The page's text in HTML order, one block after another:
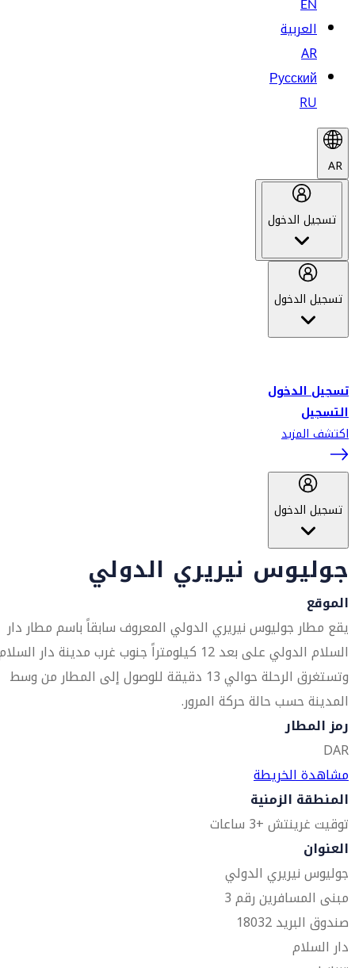
EN
العربية
AR
Русский
RU
AR
تسجيل الدخول
تسجيل الدخول
تسجيل الدخول
التسجيل
اكتشف المزيد
تسجيل الدخول
جوليوس نيريري الدولي
الموقع
يقع مطار جوليوس نيريري الدولي المعروف سابقاً باسم مطار دار
السلام الدولي على بعد 12 كيلومتراً جنوب غرب مدينة دار
وتستغرق الرحلة حوالي 13 دقيقة للوصول إلى المطار من وسط
المدينة حسب حالة حركة المرور.
رمز المطار
DAR
مشاهدة الخريطة
المنطقة الزمنية
توقيت غرينتش +3 ساعات
العنوان
جوليوس نيريري الدولي
مبنى المسافرين رقم 3
صندوق البريد 18032
دار السلام